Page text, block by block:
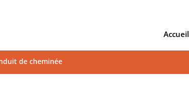
Accueil
de cheminée